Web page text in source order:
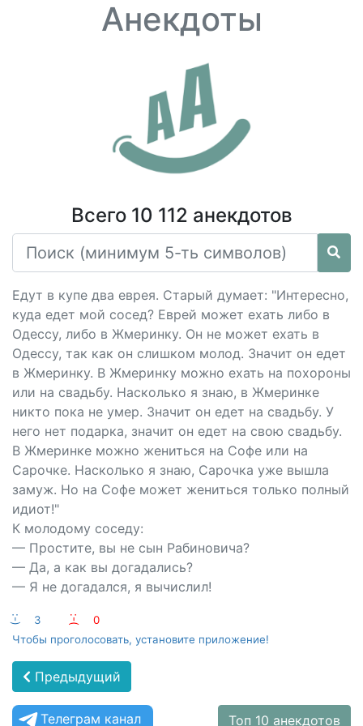
Анекдоты
Всего 10 112 анекдотов
Едут в купе два еврея. Старый думает: "Интересно,
куда едет мой сосед? Еврей может ехать либо в
Одессу, либо в Жмеринку. Он не может ехать в
Одессу, так как он слишком молод. Значит он едет
в Жмеринку. В Жмеринку можно ехать на похороны
или на свадьбу. Насколько я знаю, в Жмеринке
никто пока не умер. Значит он едет на свадьбу. У
него нет подарка, значит он едет на свою свадьбу.
В Жмеринке можно жениться на Софе или на
Сарочке. Насколько я знаю, Сарочка уже вышла
замуж. Но на Софе может жениться только полный
идиот!"
К молодому соседу:
— Простите, вы не сын Рабиновича?
— Да, а как вы догадались?
— Я не догадался, я вычислил!
:-) 3 :-(
0
Чтобы проголосовать, установите приложение!
Предыдущий
Телеграм канал Топ 10 анекдотов